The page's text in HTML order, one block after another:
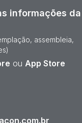
informações da
assembleia,
ou App Store